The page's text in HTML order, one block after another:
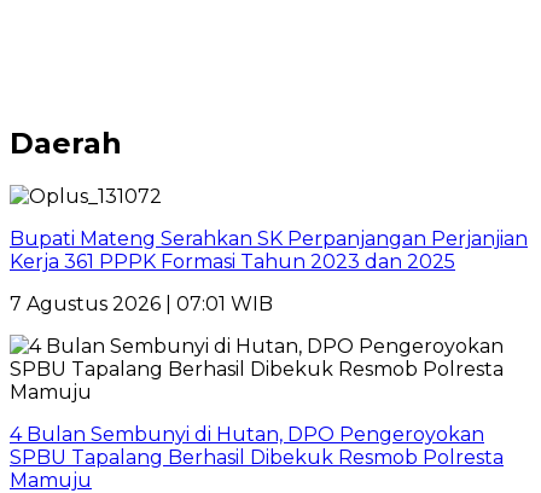
Daerah
Bupati Mateng Serahkan SK Perpanjangan Perjanjian
Kerja 361 PPPK Formasi Tahun 2023 dan 2025
7 Agustus 2026 | 07:01 WIB
4 Bulan Sembunyi di Hutan, DPO Pengeroyokan
SPBU Tapalang Berhasil Dibekuk Resmob Polresta
Mamuju